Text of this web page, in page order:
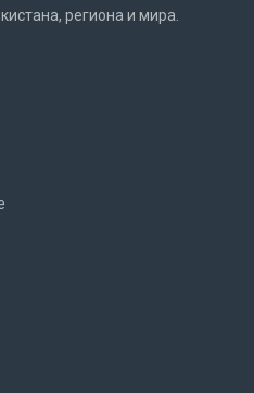
региона и мира.